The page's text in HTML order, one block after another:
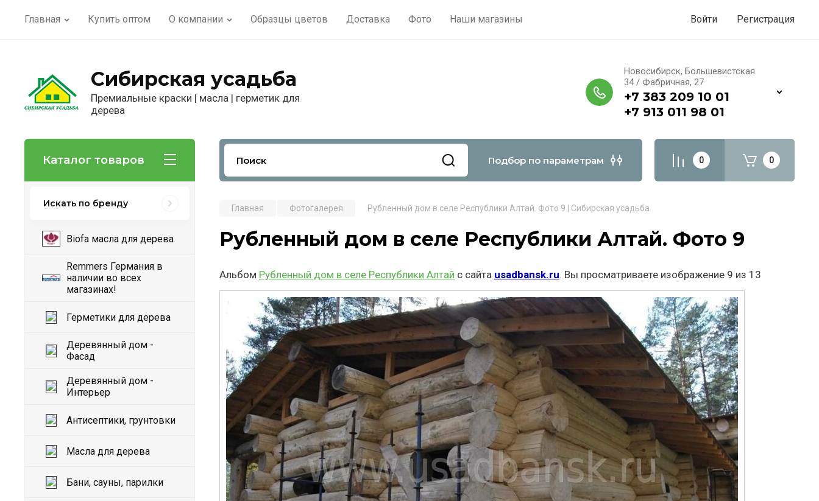
Главная Купить оптом О компании Образцы цветов Доставка Фото Наши магазины Войти Регистрация
Сибирская усадьба
Премиальные краски | масла | герметик для
дерева
Новосибирск, Большевистская
34 / Фабричная, 27
+7 383 209 10 01
+7 913 011 98 01
Каталог товаров Подбор по параметрам 0 0
Искать по бренду
Biofa масла для дерева
Remmers Германия в
наличии во всех
магазинах!
Герметики для дерева
Деревянный дом -
Фасад
Деревянный дом -
Интерьер
Антисептики, грунтовки
Масла для дерева
Бани, сауны, парилки
Главная Фотогалерея Рубленный дом в селе Республики Алтай. Фото 9 | Сибирская усадьба
Рубленный дом в селе Республики Алтай. Фото 9
Альбом Рубленный дом в селе Республики Алтай с сайта usadbansk.ru. Вы просматриваете изображение 9 из 13